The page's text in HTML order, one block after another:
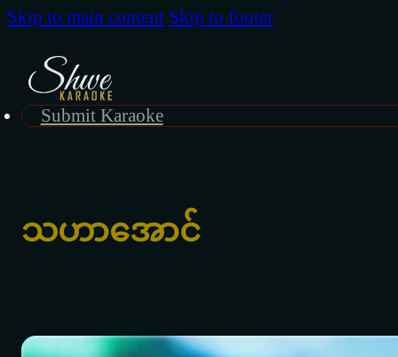
Skip to main content Skip to footer
Submit Karaoke
သဟာအောင်